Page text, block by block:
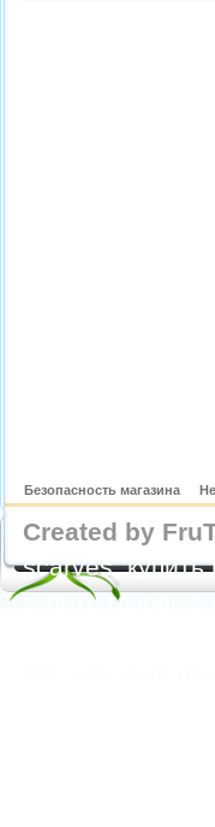
Безопасность магазина
Created by
scarves, купить
купить